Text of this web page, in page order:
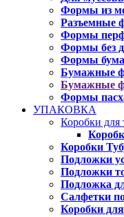
Формы из
Разъемные
Формы
Формы без
Формы
Бумажные
Бумажные
Формы
УПАКОВКА
Коробки для
Коробки
Подложки
Подложки
Подложка
Салфетки
Коробки